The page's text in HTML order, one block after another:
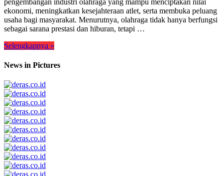
ekonomi, meningkatkan kesejahteraan atlet, serta membuka peluang
usaha bagi masyarakat. Menurutnya, olahraga tidak hanya berfungsi
sebagai sarana prestasi dan hiburan, tetapi …
Selengkapnya »
News in Pictures